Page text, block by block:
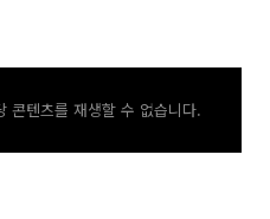
콘텐츠를 재생할 수 없습니다.